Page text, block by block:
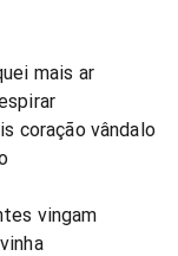
mais ar
coração vândalo
vingam